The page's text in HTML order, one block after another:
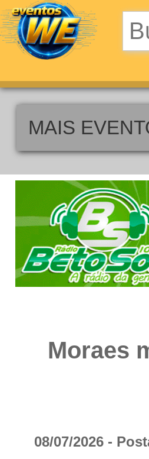
MAIS
Moraes
08/07/2026 -